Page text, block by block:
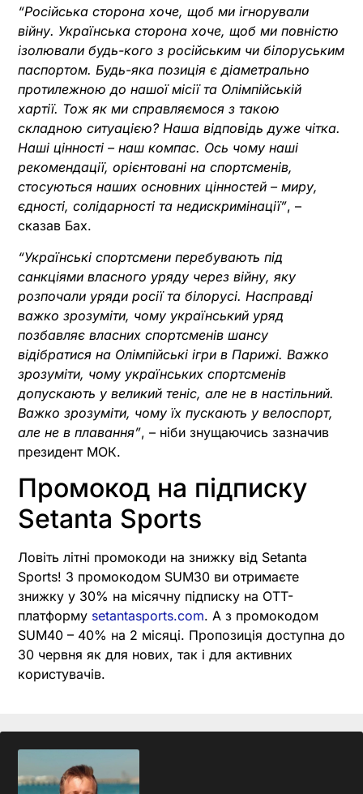
“Російська сторона хоче, щоб ми ігнорували
війну. Українська сторона хоче, щоб ми повністю
ізолювали будь-кого з російським чи білоруським
паспортом. Будь-яка позиція є діаметрально
протилежною до нашої місії та Олімпійській
хартії. Тож як ми справляємося з такою
складною ситуацією? Наша відповідь дуже чітка.
Наші цінності – наш компас. Ось чому наші
рекомендації, орієнтовані на спортсменів,
стосуються наших основних цінностей – миру,
єдності, солідарності та недискримінації”, –
сказав Бах.
“Українські спортсмени перебувають під
санкціями власного уряду через війну, яку
розпочали уряди росії та білорусі. Насправді
важко зрозуміти, чому український уряд
позбавляє власних спортсменів шансу
відібратися на Олімпійські ігри в Парижі. Важко
зрозуміти, чому українських спортсменів
допускають у великий теніс, але не в настільний.
Важко зрозуміти, чому їх пускають у велоспорт,
але не в плавання”, – ніби знущаючись зазначив
президент МОК.
Промокод на підписку
Setanta Sports
Ловіть літні промокоди на знижку від Setanta
Sports! З промокодом SUM30 ви отримаєте
знижку у 30% на місячну підписку на OTT-
платформу setantasports.com. А з промокодом
SUM40 – 40% на 2 місяці. Пропозиція доступна до
30 червня як для нових, так і для активних
користувачів.